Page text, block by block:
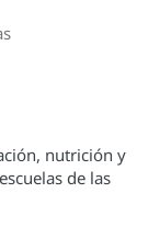
nutrición y
de las